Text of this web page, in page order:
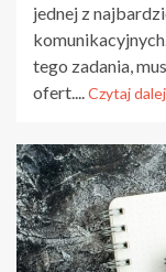
jednej z
tego zadania,
ofert....Czytaj dalej